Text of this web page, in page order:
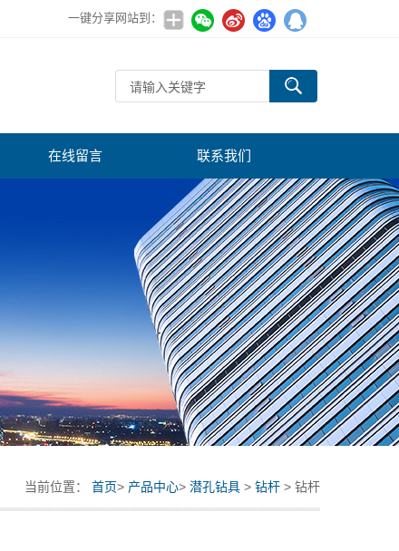
一键分享网站到：
在线留言 联系我们
当前位置： 首页> 产品中心> 潜孔钻具 > 钻杆 > 钻杆